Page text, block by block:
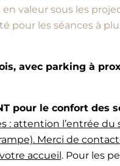
valeur sous les
pour les séances à
avec parking à
pour le confort des
: attention l’entrée du
Merci de
accueil. Pour les